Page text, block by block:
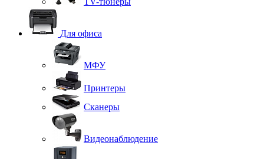
Для офиса
МФУ
Принтеры
Сканеры
Видеонаблюдение